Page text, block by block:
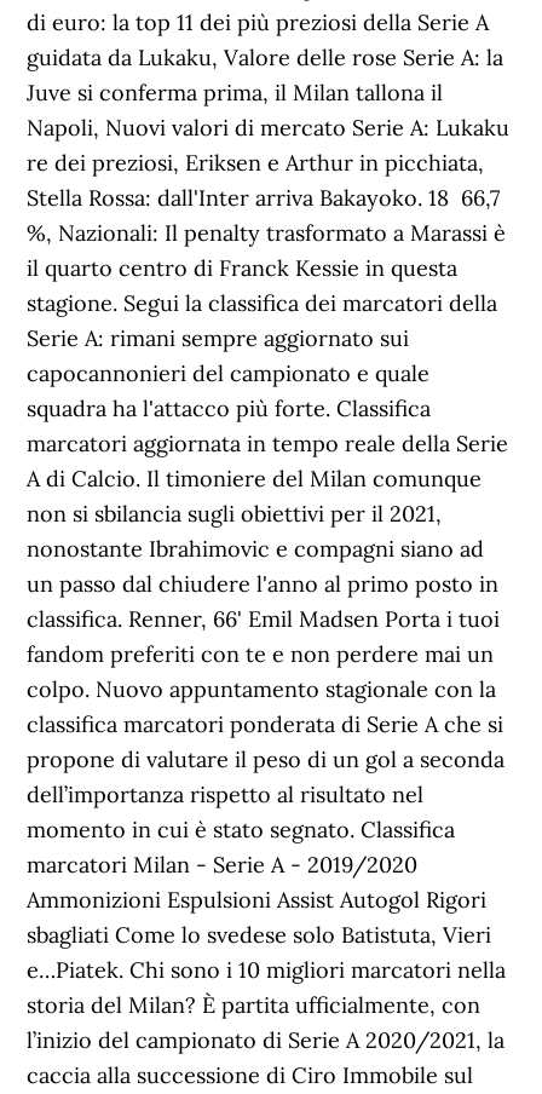
di euro: la top 11 dei più preziosi della Serie A
guidata da Lukaku, Valore delle rose Serie A: la
Juve si conferma prima, il Milan tallona il
Napoli, Nuovi valori di mercato Serie A: Lukaku
re dei preziosi, Eriksen e Arthur in picchiata,
Stella Rossa: dall'Inter arriva Bakayoko. 18 66,7
%, Nazionali: Il penalty trasformato a Marassi è
il quarto centro di Franck Kessie in questa
stagione. Segui la classifica dei marcatori della
Serie A: rimani sempre aggiornato sui
capocannonieri del campionato e quale
squadra ha l'attacco più forte. Classifica
marcatori aggiornata in tempo reale della Serie
A di Calcio. Il timoniere del Milan comunque
non si sbilancia sugli obiettivi per il 2021,
nonostante Ibrahimovic e compagni siano ad
un passo dal chiudere l'anno al primo posto in
classifica. Renner, 66' Emil Madsen Porta i tuoi
fandom preferiti con te e non perdere mai un
colpo. Nuovo appuntamento stagionale con la
classifica marcatori ponderata di Serie A che si
propone di valutare il peso di un gol a seconda
dell’importanza rispetto al risultato nel
momento in cui è stato segnato. Classifica
marcatori Milan - Serie A - 2019/2020
Ammonizioni Espulsioni Assist Autogol Rigori
sbagliati Come lo svedese solo Batistuta, Vieri
e…Piatek. Chi sono i 10 migliori marcatori nella
storia del Milan? È partita ufficialmente, con
l’inizio del campionato di Serie A 2020/2021, la
caccia alla successione di Ciro Immobile sul